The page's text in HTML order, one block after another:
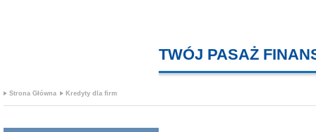
TWÓJ PASAŻ
Strona Główna Kredyty dla firm